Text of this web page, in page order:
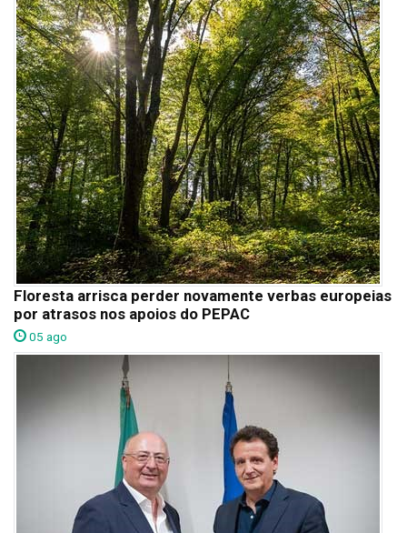
Floresta arrisca perder novamente verbas europeias
por atrasos nos apoios do PEPAC
05 ago